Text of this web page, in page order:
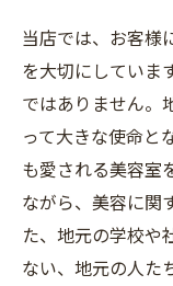
当店では、お客様
を大切にしていま
ではありません。
って大きな使命と
も愛される美容室
ながら、美容に関
た、地元の学校や
ない、地元の人た